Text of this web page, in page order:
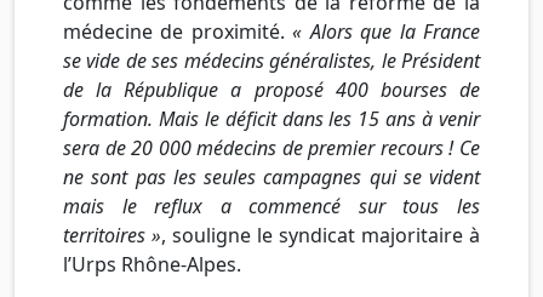
médecine de proximité.« Alors que la France
se vide de ses médecins généralistes, le Président
de la République a proposé 400 bourses de
formation. Mais le déficit dans les 15 ans à venir
sera de 20 000 médecins de premier recours ! Ce
ne sont pas les seules campagnes qui se vident
mais le reflux a commencé sur tous les
territoires », souligne le syndicat majoritaire à
l’Urps Rhône-Alpes.